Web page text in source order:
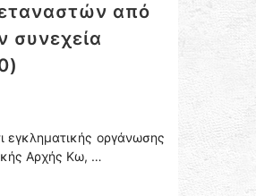
από
συνεχεία
εγκληματικής οργάνωσης
Αρχής Κω, …